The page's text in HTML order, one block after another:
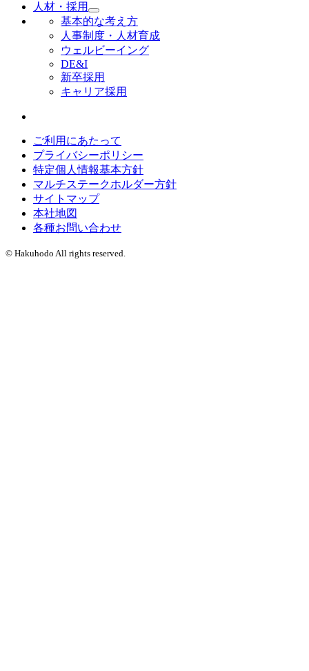
人材・採用
基本的な考え方
人事制度・人材育成
ウェルビーイング
DE&I
新卒採用
キャリア採用
ご利用にあたって
プライバシーポリシー
特定個人情報基本方針
マルチステークホルダー方針
サイトマップ
本社地図
各種お問い合わせ
© Hakuhodo All rights reserved.